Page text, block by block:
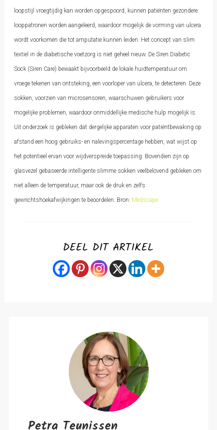
loopstijl vroegtijdig kan worden opgespoord, kunnen patiënten gezondere
looppatronen worden aangeleerd, waardoor mogelijk de vorming van ulcera
wordt voorkomen die tot amputatie kunnen leiden. Het concept van slim
textiel in de diabetische voetzorg is niet geheel nieuw. De Siren Diabetic
Sock (Siren Care) bewaakt bijvoorbeeld de lokale huidtemperatuur om
vroege tekenen van ontsteking, een voorloper van ulcera, te detecteren. Deze
sokken, voorzien van microsensoren, waarschuwen gebruikers voor
mogelijke problemen, waardoor onmiddellijke medische hulp mogelijk is.
Uit onderzoek is gebleken dat dergelijke apparaten voor patiëntbewaking op
afstand een hoog gebruiks- en nalevingspercentage hebben, wat wijst op
het potentieel ervan voor wijdverspreide toepassing. Bovendien zijn op
glasvezel gebaseerde intelligente slimme sokken veelbelovend gebleken om
niet alleen de temperatuur, maar ook de druk en zelfs
gewrichtshoekafwijkingen te beoordelen. Bron: Medscape
DEEL DIT ARTIKEL
Petra Teunissen